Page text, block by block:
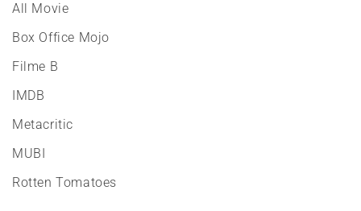
All Movie
Box Office Mojo
Filme B
IMDB
Metacritic
MUBI
Rotten Tomatoes